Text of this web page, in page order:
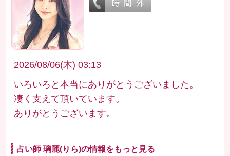
2026/08/06(木) 03:13
いろいろと本当にありがとうございました。
凄く支えて頂いています。
ありがとうございます。
占い師 璃麗(りら)の情報をもっと見る